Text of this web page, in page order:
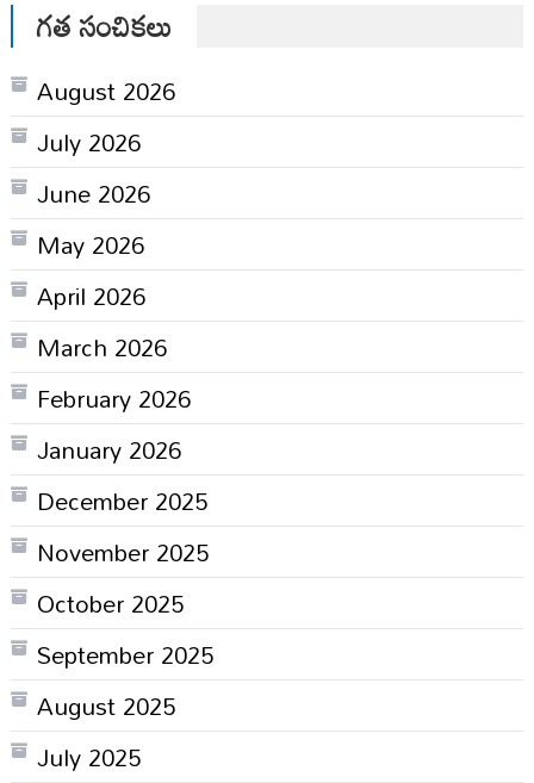
గత సంచికలు
August 2026
July 2026
June 2026
May 2026
April 2026
March 2026
February 2026
January 2026
December 2025
November 2025
October 2025
September 2025
August 2025
July 2025